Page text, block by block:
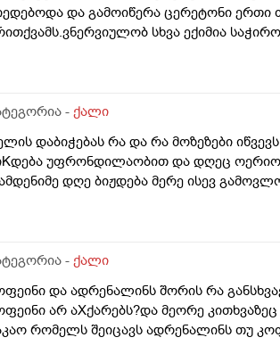
და გამოიწერა ცერეტონი ერთი
სხვა ექიმია
და ექიმი როგოროც შეგბრჩა
ხო?
- ქალი
დაბიჭებას რა და რა მოზეზები
უფრონდილაობით და დღეც
რამდენიმე დღე ბიჟდება მერე ისევ
- ქალი
და ადრენალინს შორის რა
არ აXქარებს?და მეორე
რომელს შეიცავს ადრენალინს თუ